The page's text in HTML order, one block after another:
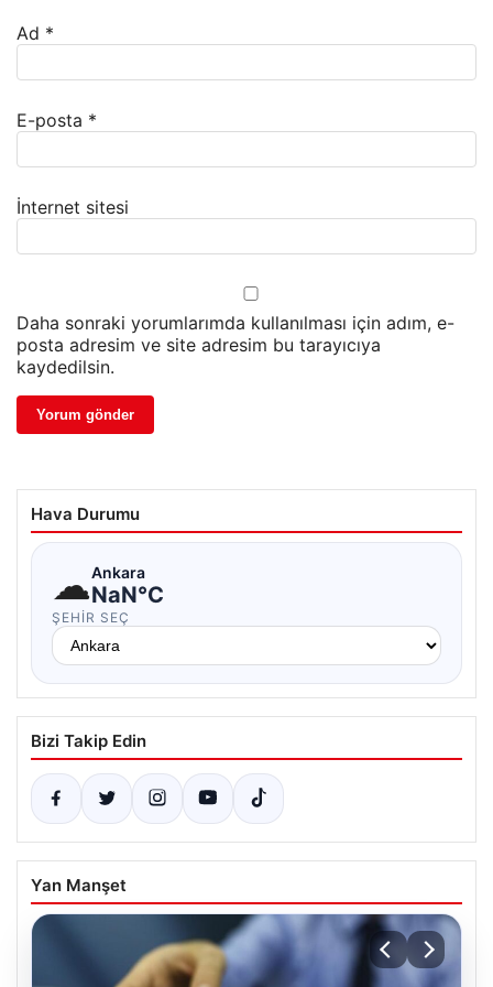
Ad *
E-posta *
İnternet sitesi
Daha sonraki yorumlarımda kullanılması için adım, e-
posta adresim ve site adresim bu tarayıcıya
kaydedilsin.
Hava Durumu
☁Ankara
NaN°C
ŞEHIR SEÇ
Bizi Takip Edin
Yan Manşet